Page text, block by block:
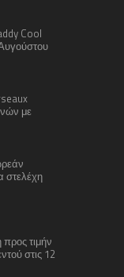
Cool
με
στελέχη
τιμήν
στις 12